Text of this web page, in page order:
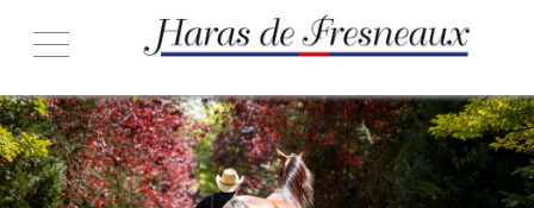
ACCUEIL
NOS ÉTALONS